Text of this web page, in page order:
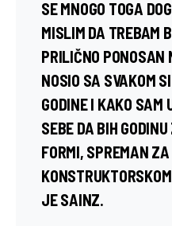
SE MNOGO TOGA
MISLIM DA TREBAM
PRILIČNO PONOSAN
NOSIO SA SVAKOM
GODINE I KAKO SAM
SEBE DA BIH
FORMI, SPREMAN ZA
JE SAINZ.